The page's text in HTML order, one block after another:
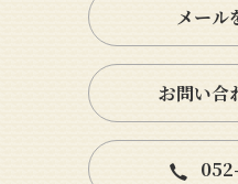
メール
お問い合